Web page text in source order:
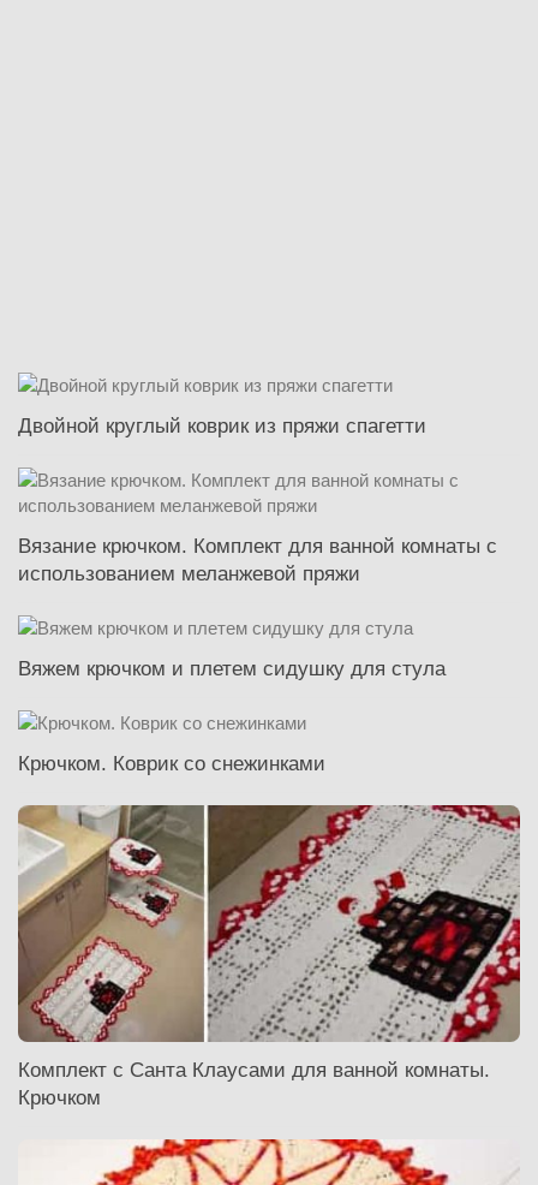
Двойной круглый коврик из пряжи спагетти
Вязание крючком. Комплект для ванной комнаты с
использованием меланжевой пряжи
Вяжем крючком и плетем сидушку для стула
Крючком. Коврик со снежинками
Комплект с Санта Клаусами для ванной комнаты.
Крючком